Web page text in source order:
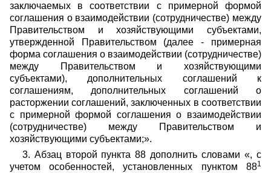
заключаемых в соответствии с примерной формой
соглашения о взаимодействии (сотрудничестве) между
Правительством и хозяйствующими субъектами,
утвержденной Правительством (далее - примерная
форма соглашения о взаимодействии (сотрудничестве)
между Правительством и хозяйствующими
субъектами), дополнительных соглашений к
соглашениям, дополнительных соглашений о
расторжении соглашений, заключенных в соответствии
с примерной формой соглашения о взаимодействии
(сотрудничестве) между Правительством и
хозяйствующими субъектами;».
3. Абзац второй пункта 88 дополнить словами «, с
учетом особенностей, установленных пунктом 881